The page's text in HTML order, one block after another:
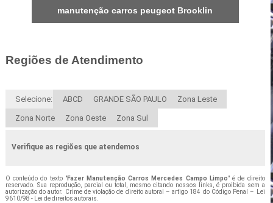
manutenção carros peugeot Brooklin
Regiões de Atendimento
Selecione: ABCD GRANDE SÃO PAULO Zona Leste
Zona Norte Zona Oeste Zona Sul
Verifique as regiões que atendemos
O conteúdo do texto "Fazer Manutenção Carros Mercedes Campo Limpo" é de direito
reservado. Sua reprodução, parcial ou total, mesmo citando nossos links, é proibida sem a
autorização do autor. Crime de violação de direito autoral – artigo 184 do Código Penal –
Lei
9610/98 - Lei de direitos autorais.